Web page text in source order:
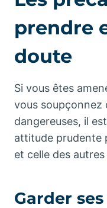
prendre
doute
Si vous êtes
vous soupçonnez
dangereuses, il
attitude prudente
et celle des
Garder